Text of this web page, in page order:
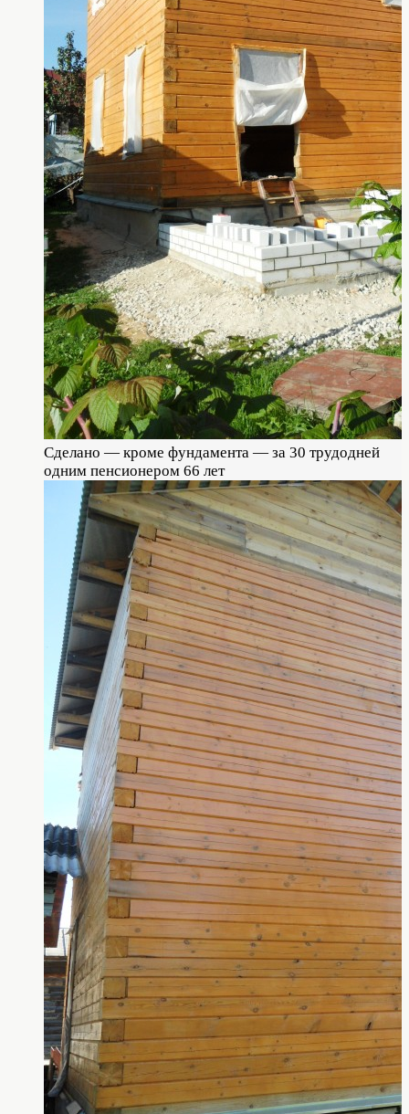
Сделано — кроме фундамента — за 30 трудодней
одним пенсионером 66 лет